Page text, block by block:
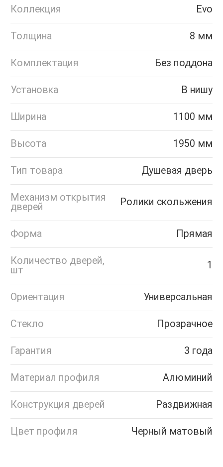
Коллекция Evo
Толщина 8 мм
Комплектация Без поддона
Установка В нишу
Ширина 1100 мм
Высота 1950 мм
Тип товара Душевая дверь
Механизм открытия
дверей
Ролики скольжения
Форма Прямая
Количество дверей,
шт
1
Ориентация Универсальная
Стекло Прозрачное
Гарантия 3 года
Материал профиля Алюминий
Конструкция дверей Раздвижная
Цвет профиля Черный матовый